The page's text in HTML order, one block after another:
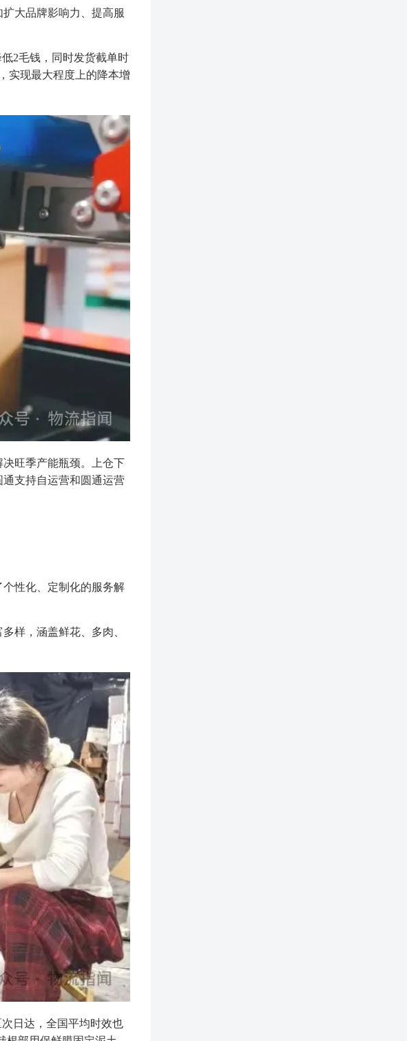
大品牌影响力、提高服
2毛钱，同时发货截单时
实现最大程度上的降本增
旺季产能瓶颈。上仓下
支持自运营和圆通运营
性化、定制化的服务解
样，涵盖鲜花、多肉、
日达，全国平均时效也